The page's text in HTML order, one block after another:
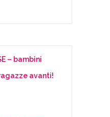
– bambini
avanti!